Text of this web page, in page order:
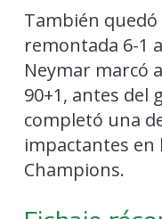
También
remontada 6-1
Neymar marcó
90+1, antes del
completó una
impactantes en
Champions.